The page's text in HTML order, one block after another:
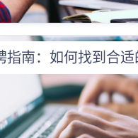
指南：如何找到合